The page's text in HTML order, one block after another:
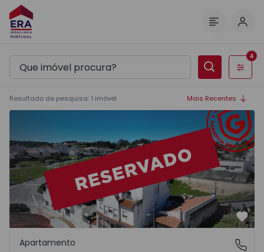
Filtros
4
Resultado de pesquisa: 1 imóvel Mais Recentes
Apartamento T3 Odemira, São Teotónio - 1472174 - 14
São Teotónio, Odemira
Apartamento